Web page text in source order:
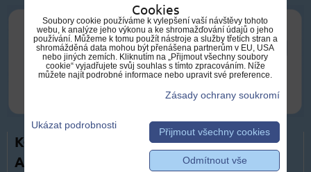
K-Pop Lovkyně démonů Demon Hunters|
Akční figurka typ 2
Cookies
Soubory cookie používáme k vylepšení vaší návštěvy tohoto
webu, k analýze jeho výkonu a ke shromažďování údajů o jeho
používání. Můžeme k tomu použít nástroje a služby třetích stran a
shromážděná data mohou být přenášena partnerům v EU, USA
nebo jiných zemích. Kliknutím na „Přijmout všechny soubory
cookie“ vyjadřujete svůj souhlas s tímto zpracováním. Níže
můžete najít podrobné informace nebo upravit své preference.
Zásady ochrany soukromí
Ukázat podrobnosti
Přijmout všechny cookies
Odmítnout vše